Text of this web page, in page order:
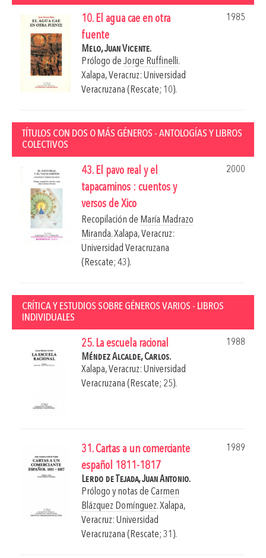
10. El agua cae en otra
fuente
1985
Melo, Juan Vicente.
Prólogo de Jorge Ruffinelli.
Xalapa, Veracruz: Universidad
Veracruzana (Rescate; 10).
TÍTULOS CON DOS O MÁS GÉNEROS - ANTOLOGÍAS Y LIBROS
COLECTIVOS
43. El pavo real y el
tapacaminos : cuentos y
versos de Xico
2000
Recopilación de María Madrazo
Miranda.Xalapa, Veracruz:
Universidad Veracruzana
(Rescate; 43).
CRÍTICA Y ESTUDIOS SOBRE GÉNEROS VARIOS - LIBROS
INDIVIDUALES
25. La escuela racional
1988
Méndez Alcalde, Carlos.
Xalapa, Veracruz: Universidad
Veracruzana (Rescate; 25).
31. Cartas a un comerciante
español 1811-1817
1989
Lerdo de Tejada, Juan Antonio.
Prólogo y notas de Carmen
Blázquez Domínguez.Xalapa,
Veracruz: Universidad
Veracruzana (Rescate; 31).